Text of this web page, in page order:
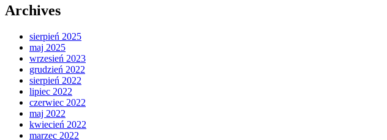
Archives
sierpień 2025
maj 2025
wrzesień 2023
grudzień 2022
sierpień 2022
lipiec 2022
czerwiec 2022
maj 2022
kwiecień 2022
marzec 2022